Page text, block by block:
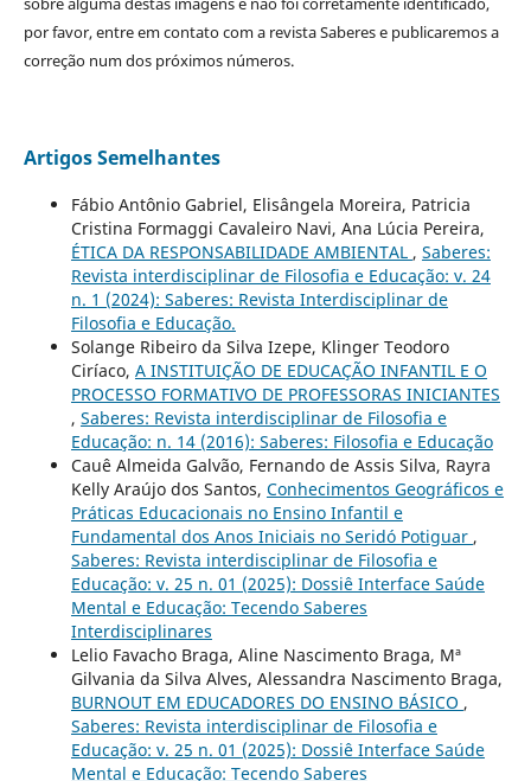
por favor, entre em contato com a revista Saberes e publicaremos a
correção num dos próximos números.
Artigos Semelhantes
Fábio Antônio Gabriel, Elisângela Moreira, Patricia
Cristina Formaggi Cavaleiro Navi, Ana Lúcia Pereira,
ÉTICA DA RESPONSABILIDADE AMBIENTAL , Saberes:
Revista interdisciplinar de Filosofia e Educação: v. 24
n. 1 (2024): Saberes: Revista Interdisciplinar de
Filosofia e Educação.
Solange Ribeiro da Silva Izepe, Klinger Teodoro
Ciríaco, A INSTITUIÇÃO DE EDUCAÇÃO INFANTIL E O
PROCESSO FORMATIVO DE PROFESSORAS INICIANTES
, Saberes: Revista interdisciplinar de Filosofia e
Educação: n. 14 (2016): Saberes: Filosofia e Educação
Cauê Almeida Galvão, Fernando de Assis Silva, Rayra
Kelly Araújo dos Santos, Conhecimentos Geográficos e
Práticas Educacionais no Ensino Infantil e
Fundamental dos Anos Iniciais no Seridó Potiguar ,
Saberes: Revista interdisciplinar de Filosofia e
Educação: v. 25 n. 01 (2025): Dossiê Interface Saúde
Mental e Educação: Tecendo Saberes
Interdisciplinares
Lelio Favacho Braga, Aline Nascimento Braga, Mª
Gilvania da Silva Alves, Alessandra Nascimento Braga,
BURNOUT EM EDUCADORES DO ENSINO BÁSICO ,
Saberes: Revista interdisciplinar de Filosofia e
Educação: v. 25 n. 01 (2025): Dossiê Interface Saúde
Mental e Educação: Tecendo Saberes